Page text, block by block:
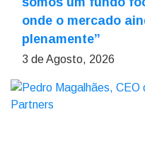
onde o mercado
plenamente”
3 de Agosto, 2026